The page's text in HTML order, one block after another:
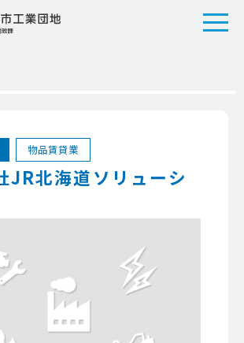
物品賃貸業
JR北海道ソリューシ